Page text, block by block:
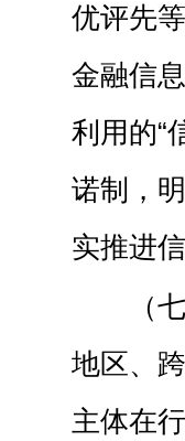
优评先
金融信
利用的“
诺制，
实推进
（
地区、
主体在